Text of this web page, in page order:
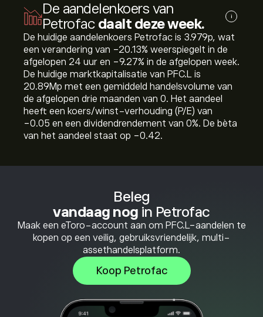
Beleg
vandaag nog in Petrofac
Maak een eToro-account aan om PFC.L-aandelen te
kopen op een veilig, gebruiksvriendelijk, multi-
assethandelsplatform.
Koop Petrofac
De aandelenkoers van
Petrofac daalt deze week. i
De huidige aandelenkoers Petrofac is 3.979‎p‎, wat
een verandering van ‎-20.13‎% weerspiegelt in de
afgelopen 24 uur en ‎-9.27‎% in de afgelopen week.
De huidige marktkapitalisatie van PFC.L is
20.89M‎p‎ met een gemiddeld handelsvolume van
de afgelopen drie maanden van 0. Het aandeel
heeft een koers/winst-verhouding (P/E) van
-0.05 en een dividendrendement van 0%. De bèta
van het aandeel staat op -0.42.